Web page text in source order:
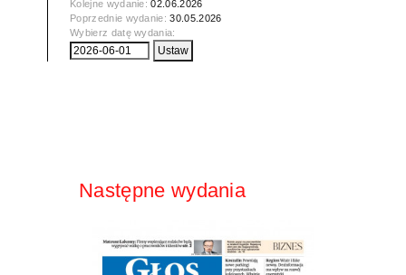
Kolejne wydanie:02.06.2026
Poprzednie wydanie:30.05.2026
Wybierz datę wydania:
Następne wydania